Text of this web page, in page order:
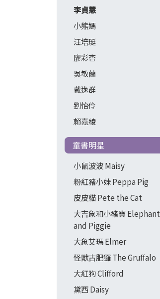
李貞慧
小熊媽
汪培珽
廖彩杏
吳敏蘭
戴逸群
劉怡伶
賴嘉綾
童書明星
小鼠波波 Maisy
粉紅豬小妹 Peppa Pig
皮皮貓 Pete the Cat
大吉象和小豬寶 Elephant
and Piggie
大象艾瑪 Elmer
怪獸古肥玀 The Gruffalo
大紅狗 Clifford
黛西 Daisy